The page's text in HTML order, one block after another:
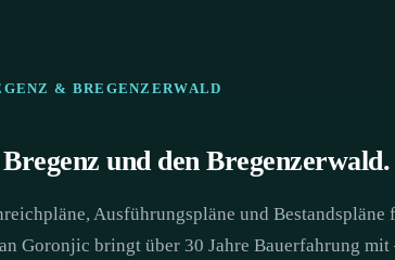
& BREGENZERWALD
und den Bregenzerwald.
Ausführungspläne und
Goronjic bringt über 30 Jahre Bauerfahrung